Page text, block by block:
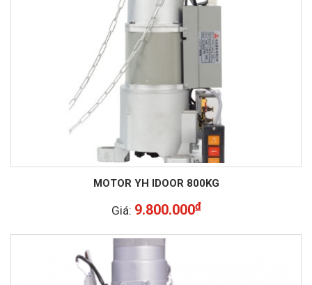
MOTOR YH IDOOR 800KG
Giá: 9.800.000đ